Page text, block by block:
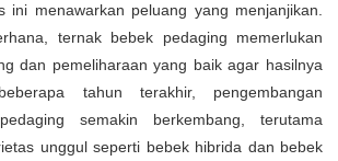
ini menawarkan peluang yang menjanjikan.
ternak bebek pedaging memerlukan
dan pemeliharaan yang baik agar hasilnya
tahun terakhir, pengembangan
semakin berkembang, terutama
unggul seperti bebek hibrida dan bebek